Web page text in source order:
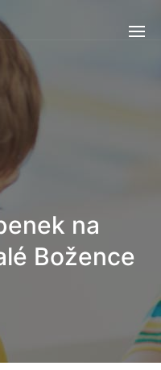
na
Božence